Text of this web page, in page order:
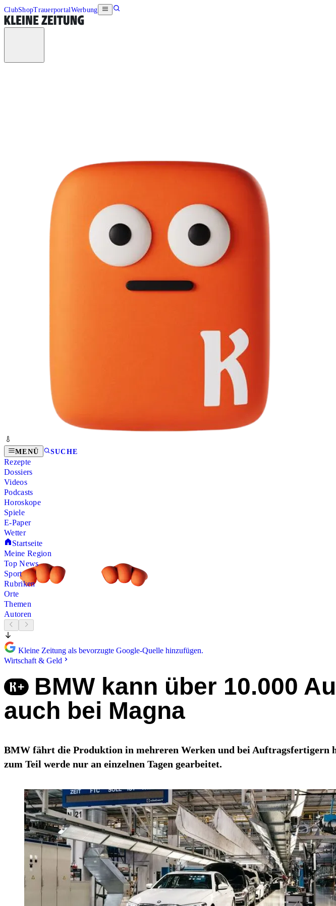
ClubShopTrauerportalWerbung
MENÜ SUCHE
Rezepte
Dossiers
Videos
Podcasts
Horoskope
Spiele
E-Paper
Wetter
Startseite
Meine Region
Top News
Sport
Rubriken
Orte
Themen
Autoren
Kleine Zeitung als bevorzugte Google-Quelle hinzufügen.
Wirtschaft & Geld
BMW kann über 10.000
auch bei Magna
BMW fährt die Produktion in mehreren Werken und bei Auftragsfertigern
zum Teil werde nur an einzelnen Tagen gearbeitet.